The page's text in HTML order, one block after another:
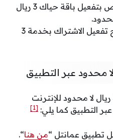
الضغط على الأرقام الخاص بتفعيل باقة حياك 3 ريال
استلام رسالة تفيد بنجاح تفعيل الاشتراك بخدمة 3
يمكن الاشتراك بباقة حياك 3 ريال لا محدود للإنترنت
التطبيق كما يلي: [1]
تطبيق عمانتل “من هنا“.